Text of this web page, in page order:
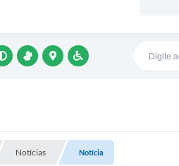
Notícias Notícia